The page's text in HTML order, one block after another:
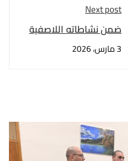
Next post
ضمن نشاطاته اللاصفية
وخدمة المجتمع